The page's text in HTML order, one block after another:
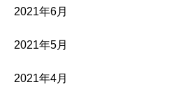
2021年6月
2021年5月
2021年4月